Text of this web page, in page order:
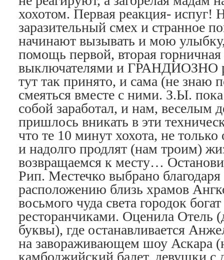
хохотом. Первая реакция- испуг!
заразительный смех и странное
начинают вызывать и мою
помощь первой, вторая
выключателями и ГРАНДИОЗНО
тут так принято, и сама (не знаю
смеяться вместе с ними. З.Ы.
собой заработал, и нам, веселым
пришлось вникать в эти
что те 10 минут хохота, не
и надолго продлят (нам троим)
возвращаемся к месту…
Рип. Местечко выбрано благодаря
расположению близь храмов
восьмого чуда света городок
ресторанчиками. Оценила Отель
буквы), где останавливается
на завораживающем шоу Аскара
камбоджийский балет, девушки с